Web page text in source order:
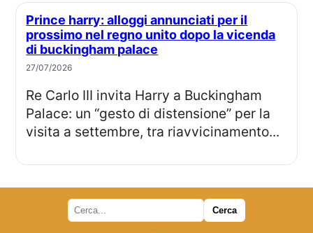
Prince harry: alloggi annunciati per il
prossimo nel regno unito dopo la vicenda
di buckingham palace
27/07/2026
Re Carlo III invita Harry a Buckingham
Palace: un “gesto di distensione” per la
visita a settembre, tra riavvicinamento...